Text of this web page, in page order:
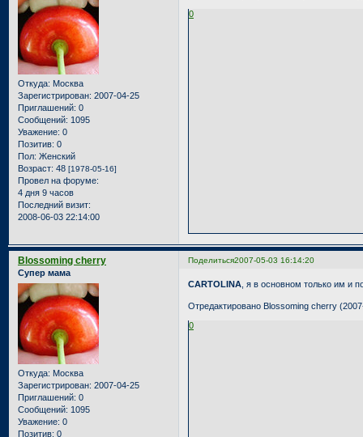
Откуда: Москва
Зарегистрирован: 2007-04-25
Приглашений: 0
Сообщений: 1095
Уважение: 0
Позитив: 0
Пол: Женский
Возраст: 48 [1978-05-16]
Провел на форуме:
4 дня 9 часов
Последний визит:
2008-06-03 22:14:00
0
Поделиться2007-05-03 16:14:20
Blossoming cherry
Супер мама
Откуда: Москва
Зарегистрирован: 2007-04-25
Приглашений: 0
Сообщений: 1095
Уважение: 0
Позитив: 0
CARTOLINA , я в основном только им и
Отредактировано Blossoming cherry
0